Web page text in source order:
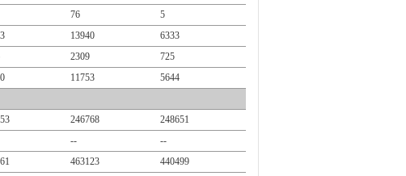
76
5
13940
6333
2309
725
11753
5644
246768
248651
--
--
463123
440499